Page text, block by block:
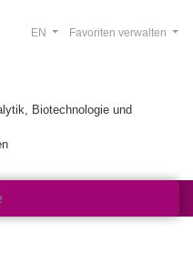
Biotechnologie und
Favoriten verwalten
EN